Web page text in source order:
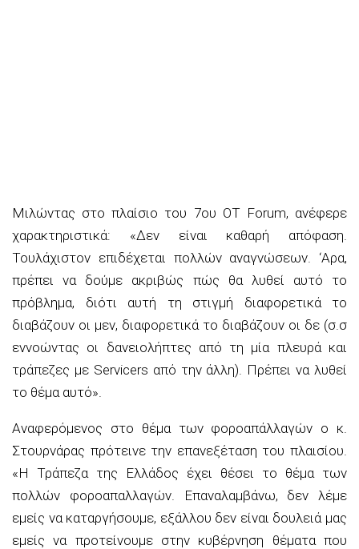
Μιλώντας στο πλαίσιο του 7ου ΟΤ Forum, ανέφερε
χαρακτηριστικά: «Δεν είναι καθαρή απόφαση.
Τουλάχιστον επιδέχεται πολλών αναγνώσεων. ‘Αρα,
πρέπει να δούμε ακριβώς πώς θα λυθεί αυτό το
πρόβλημα, διότι αυτή τη στιγμή διαφορετικά το
διαβάζουν οι μεν, διαφορετικά το διαβάζουν οι δε (σ.σ
εννοώντας οι δανειολήπτες από τη μία πλευρά και
τράπεζες με Servicers από την άλλη). Πρέπει να λυθεί
το θέμα αυτό».
Αναφερόμενος στο θέμα των φοροαπάλλαγών ο κ.
Στουρνάρας πρότεινε την επανεξέταση του πλαισίου.
«Η Τράπεζα της Ελλάδος έχει θέσει το θέμα των
πολλών φοροαπαλλαγών. Επαναλαμβάνω, δεν λέμε
εμείς να καταργήσουμε, εξάλλου δεν είναι δουλειά μας
εμείς να προτείνουμε στην κυβέρνηση θέματα που